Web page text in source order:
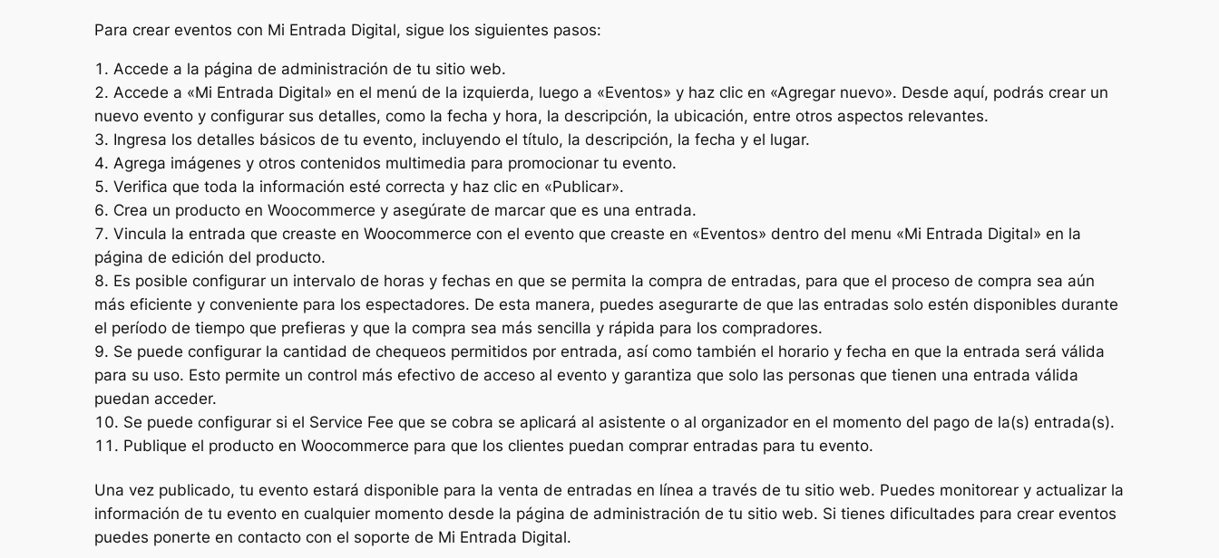
Para crear eventos con Mi Entrada Digital, sigue los siguientes pasos:
Accede a la página de administración de tu sitio web.
Accede a «Mi Entrada Digital» en el menú de la izquierda, luego a «Eventos» y haz clic en «Agregar nuevo». Desde aquí, podrás crear un
nuevo evento y configurar sus detalles, como la fecha y hora, la descripción, la ubicación, entre otros aspectos relevantes.
Ingresa los detalles básicos de tu evento, incluyendo el título, la descripción, la fecha y el lugar.
Agrega imágenes y otros contenidos multimedia para promocionar tu evento.
Verifica que toda la información esté correcta y haz clic en «Publicar».
Crea un producto en Woocommerce y asegúrate de marcar que es una entrada.
Vincula la entrada que creaste en Woocommerce con el evento que creaste en «Eventos» dentro del menu «Mi Entrada Digital» en la
página de edición del producto.
Es posible configurar un intervalo de horas y fechas en que se permita la compra de entradas, para que el proceso de compra sea aún
más eficiente y conveniente para los espectadores. De esta manera, puedes asegurarte de que las entradas solo estén disponibles durante
el período de tiempo que prefieras y que la compra sea más sencilla y rápida para los compradores.
Se puede configurar la cantidad de chequeos permitidos por entrada, así como también el horario y fecha en que la entrada será válida
para su uso. Esto permite un control más efectivo de acceso al evento y garantiza que solo las personas que tienen una entrada válida
puedan acceder.
Se puede configurar si el Service Fee que se cobra se aplicará al asistente o al organizador en el momento del pago de la(s) entrada(s).
Publique el producto en Woocommerce para que los clientes puedan comprar entradas para tu evento.
Una vez publicado, tu evento estará disponible para la venta de entradas en línea a través de tu sitio web. Puedes monitorear y actualizar la
información de tu evento en cualquier momento desde la página de administración de tu sitio web. Si tienes dificultades para crear eventos
puedes ponerte en contacto con el soporte de Mi Entrada Digital.